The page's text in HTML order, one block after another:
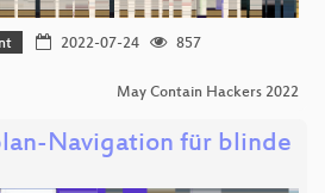
2022-07-24
857
May Contain Hackers 2022
Navigation für blinde